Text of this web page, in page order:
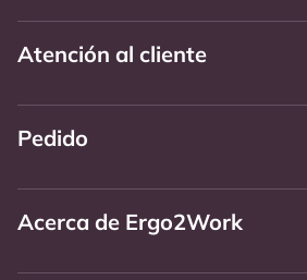
Atención al cliente
Pedido
Acerca de Ergo2Work